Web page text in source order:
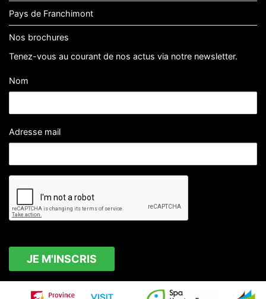
Pays de Franchimont
Nos brochures
Tenez-vous au courant de nos actus via notre newsletter.
Nom
Adresse mail